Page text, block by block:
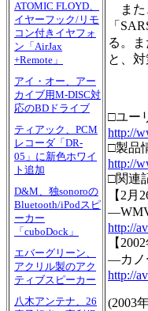
ATOMIC FLOYD、
イヤーフック/リモ
コン付きイヤフォ
ン「AirJax
+Remote」
アイ・オー、アー
カイブ用M-DISC対
応のBDドライブ
ティアック、PCM
レコーダ「DR-
05」に新色ホワイ
ト追加
D&M、独sonoroの
Bluetooth/iPodスピ
ーカー
「cuboDock」
エバーグリーン、
アクリル製のアク
ティブスピーカー
八木アンテナ、26
また
「
る。
と、対
□ユー
http://
□製品
http://
□関連
【2月
http://
【
―カノ
http://
(2003